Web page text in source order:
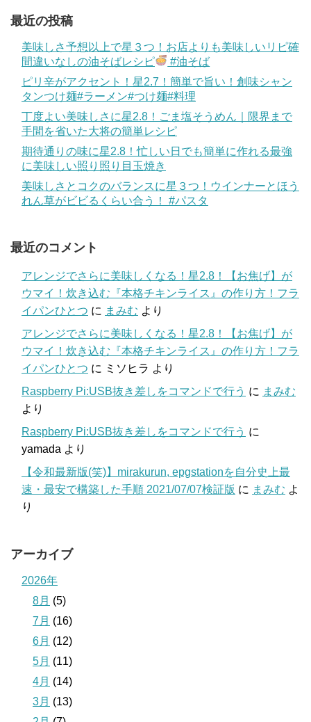
最近の投稿
美味しさ予想以上で星３つ！お店よりも美味しいリピ確
間違いなしの油そばレシピ
#油そば
ピリ辛がアクセント！星2.7！簡単で旨い！創味シャン
タンつけ麺#ラーメン#つけ麺#料理
丁度よい美味しさに星2.8！ごま塩そうめん｜限界まで
手間を省いた大将の簡単レシピ
期待通りの味に星2.8！忙しい日でも簡単に作れる最強
に美味しい照り照り目玉焼き
美味しさとコクのバランスに星３つ！ウインナーとほう
れん草がビビるくらい合う！ #パスタ
最近のコメント
アレンジでさらに美味しくなる！星2.8！【お焦げ】が
ウマイ！炊き込む『本格チキンライス』の作り方！フラ
イパンひとつ に まみむ より
アレンジでさらに美味しくなる！星2.8！【お焦げ】が
ウマイ！炊き込む『本格チキンライス』の作り方！フラ
イパンひとつ に ミソヒラ より
Raspberry Pi:USB抜き差しをコマンドで行う に まみむ
より
Raspberry Pi:USB抜き差しをコマンドで行う に
yamada より
【令和最新版(笑)】mirakurun, epgstationを自分史上最
速・最安で構築した手順 2021/07/07検証版 に まみむ よ
り
アーカイブ
2026年
8月 (5)
7月 (16)
6月 (12)
5月 (11)
4月 (14)
3月 (13)